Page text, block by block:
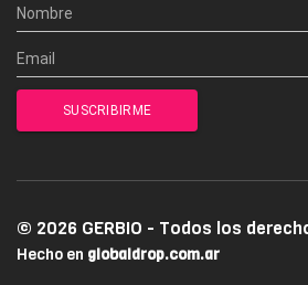
© 2026 GERBIO - Todos los
Hecho en globaldrop.com.ar